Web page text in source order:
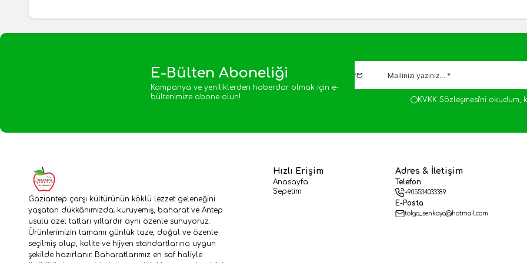
E-Bülten Aboneliği
Kampanya ve yeniliklerden haberdar olmak için e-
bültenimize abone olun!
KVKK Sözleşmesi'ni okudum,
Gaziantep çarşı kültürünün köklü lezzet geleneğini
yaşatan dükkânımızda; kuruyemiş, baharat ve Antep
usulü özel tatları yıllardır aynı özenle sunuyoruz.
Ürünlerimizin tamamı günlük taze, doğal ve özenle
seçilmiş olup, kalite ve hijyen standartlarına uygun
şekilde hazırlanır. Baharatlarımız en saf haliyle
Hızlı Erişim
Anasayfa
Sepetim
Adres & İletişim
Telefon
+905534033389
E-Posta
tolga_senkaya@hotmail.com